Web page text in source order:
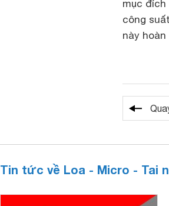
mục đích
công
này
Tin tức về Loa - Micro - Tai